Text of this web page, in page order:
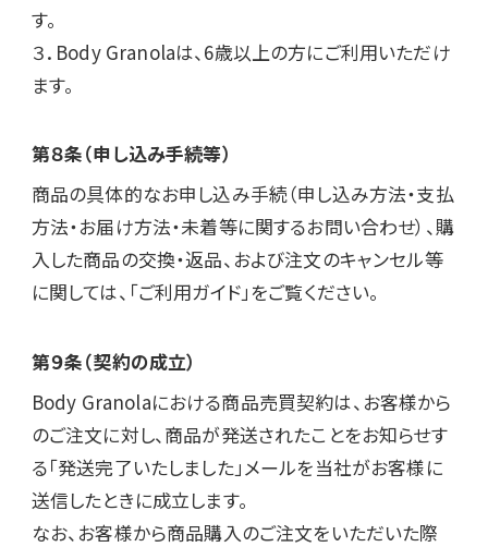
す。
３．Body Granolaは、6歳以上の方にご利用いただけ
ます。
第８条（申し込み手続等）
商品の具体的なお申し込み手続（申し込み方法・支払
方法・お届け方法・未着等に関するお問い合わせ）、購
入した商品の交換・返品、および注文のキャンセル等
に関しては、「ご利用ガイド」をご覧ください。
第９条（契約の成立）
Body Granolaにおける商品売買契約は、お客様から
のご注文に対し、商品が発送されたことをお知らせす
る「発送完了いたしました」メールを当社がお客様に
送信したときに成立します。
なお、お客様から商品購入のご注文をいただいた際